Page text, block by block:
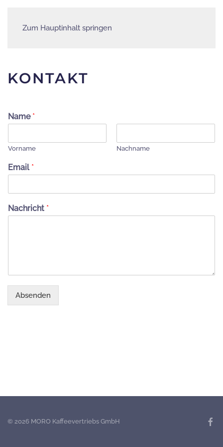
Zum Hauptinhalt springen
MORO
KONTAKT
Name *
Vorname Nachname
Email *
Nachricht *
Absenden
© 2026 MORO Kaffeevertriebs GmbH